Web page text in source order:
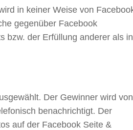
in keiner Weise von
gegenüber Facebook
bzw. der Erfüllung anderer als in
Der Gewinner wird von
benachrichtigt. Der
auf der Facebook Seite &